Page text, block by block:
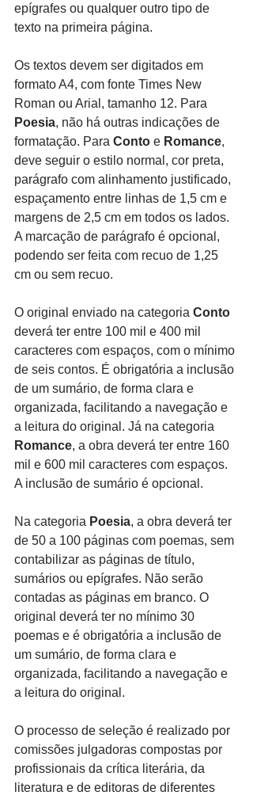
epígrafes ou qualquer outro tipo de
texto na primeira página.
Os textos devem ser digitados em
formato A4, com fonte Times New
Roman ou Arial, tamanho 12. Para
Poesia, não há outras indicações de
formatação. Para Conto e Romance,
deve seguir o estilo normal, cor preta,
parágrafo com alinhamento justificado,
espaçamento entre linhas de 1,5 cm e
margens de 2,5 cm em todos os lados.
A marcação de parágrafo é opcional,
podendo ser feita com recuo de 1,25
cm ou sem recuo.
O original enviado na categoria Conto
deverá ter entre 100 mil e 400 mil
caracteres com espaços, com o mínimo
de seis contos. É obrigatória a inclusão
de um sumário, de forma clara e
organizada, facilitando a navegação e
a leitura do original. Já na categoria
Romance, a obra deverá ter entre 160
mil e 600 mil caracteres com espaços.
A inclusão de sumário é opcional.
Na categoria Poesia, a obra deverá ter
de 50 a 100 páginas com poemas, sem
contabilizar as páginas de título,
sumários ou epígrafes. Não serão
contadas as páginas em branco. O
original deverá ter no mínimo 30
poemas e é obrigatória a inclusão de
um sumário, de forma clara e
organizada, facilitando a navegação e
a leitura do original.
O processo de seleção é realizado por
comissões julgadoras compostas por
profissionais da crítica literária, da
literatura e de editoras de diferentes